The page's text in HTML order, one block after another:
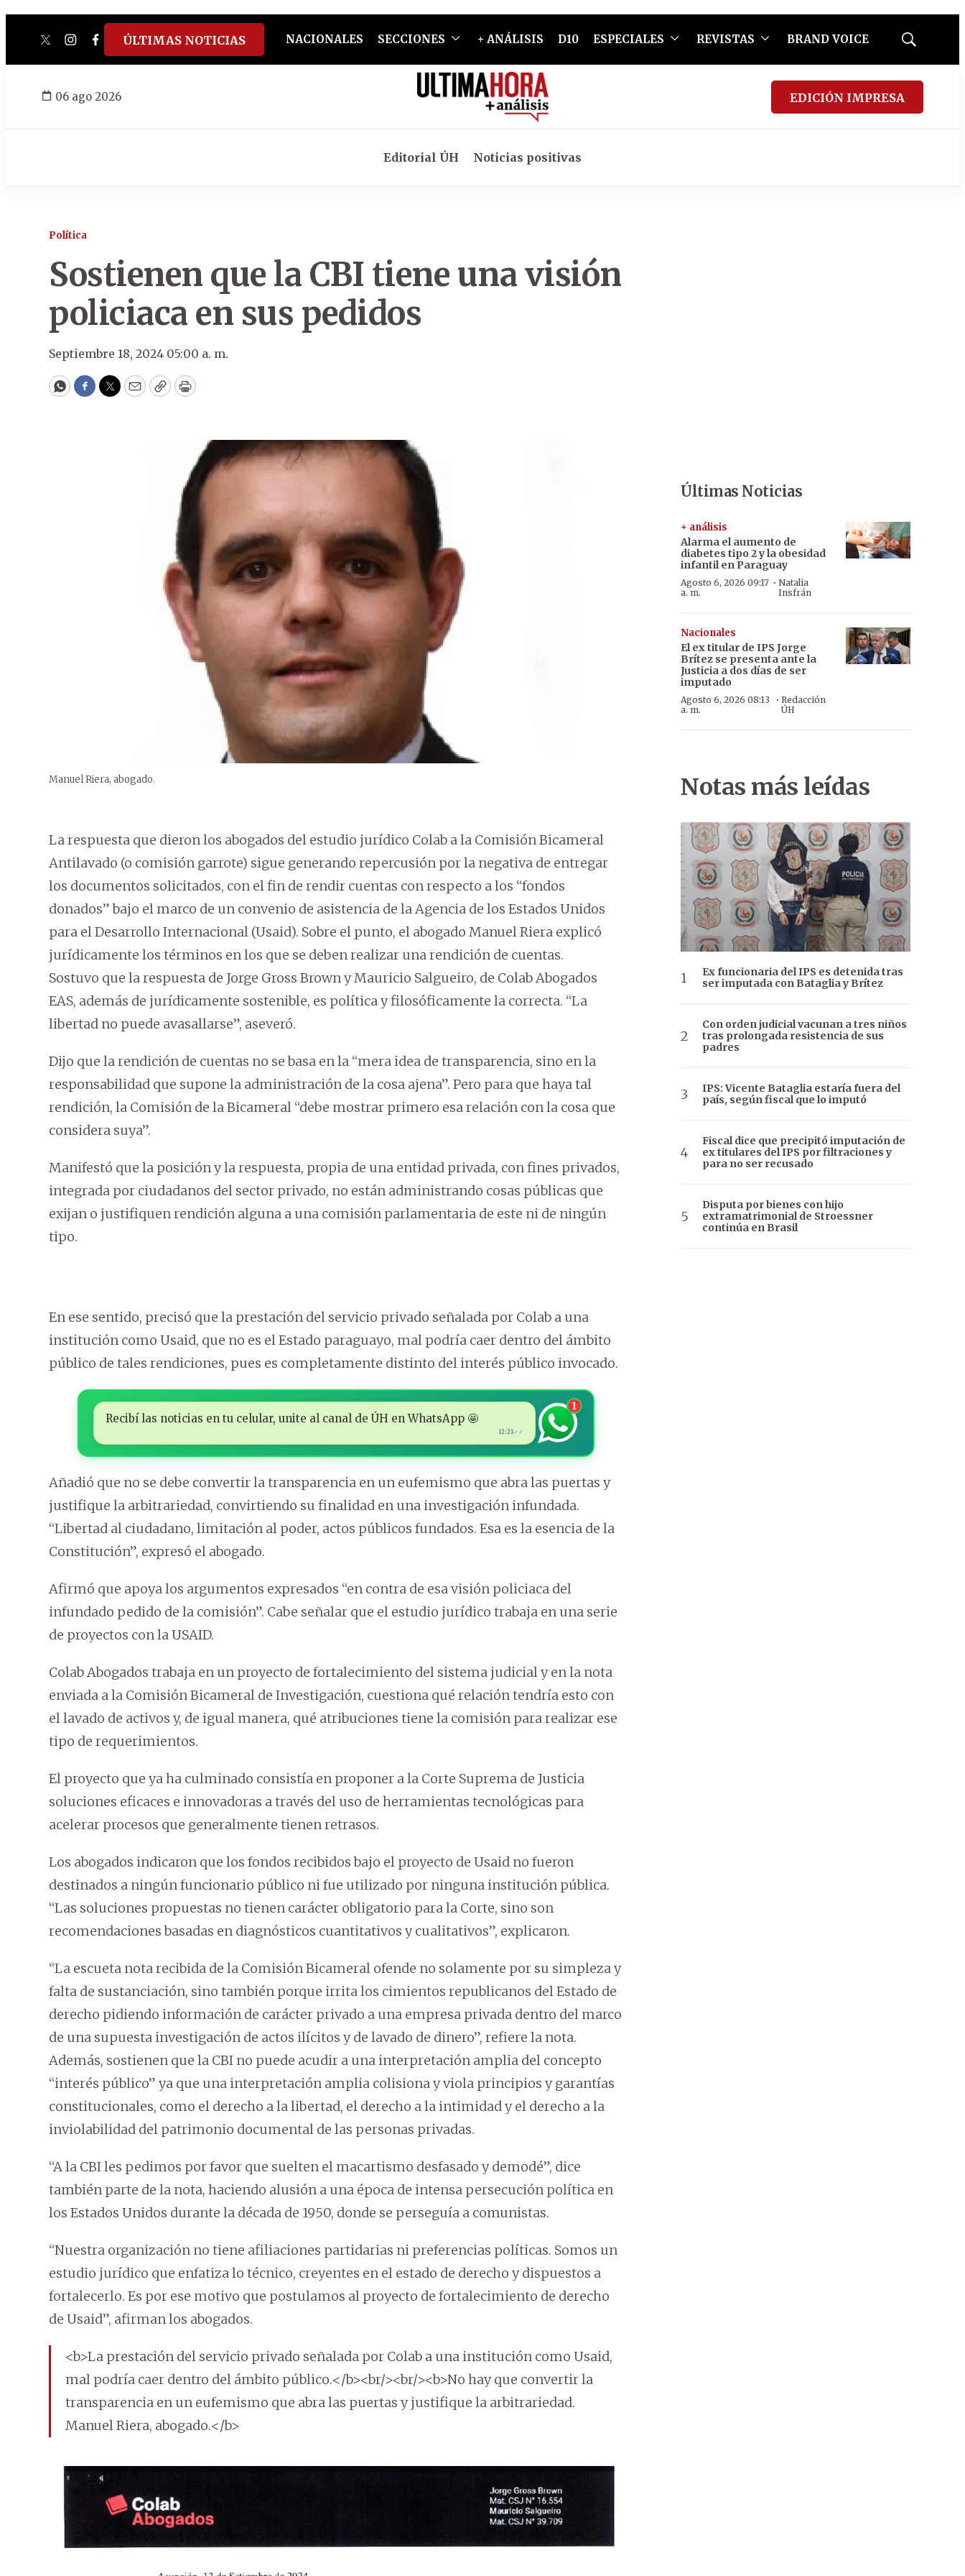
twitterinstagram
facebook
tiktokyoutube
spotify
ÚLTIMAS NOTICIAS NACIONALES SECCIONES + ANÁLISIS D10 ESPECIALES REVISTAS BRAND VOICE
Mostrar
06 ago 2026 EDICIÓN IMPRESA
Editorial ÚH Noticias positivas
Política
Sostienen que la CBI tiene una visión
policiaca en sus pedidos
Septiembre 18, 2024 05:00 a. m.
WhatsApp
Facebook
Twitter
EmailCopyPrint
Manuel Riera, abogado.
La respuesta que dieron los abogados del estudio jurídico Colab a la Comisión Bicameral
Antilavado (o comisión garrote) sigue generando repercusión por la negativa de entregar
los documentos solicitados, con el fin de rendir cuentas con respecto a los “fondos
donados” bajo el marco de un convenio de asistencia de la Agencia de los Estados Unidos
para el Desarrollo Internacional (Usaid). Sobre el punto, el abogado Manuel Riera explicó
jurídicamente los términos en los que se deben realizar una rendición de cuentas.
Sostuvo que la respuesta de Jorge Gross Brown y Mauricio Salgueiro, de Colab Abogados
EAS, además de jurídicamente sostenible, es política y filosóficamente la correcta. “La
libertad no puede avasallarse”, aseveró.
Dijo que la rendición de cuentas no se basa en la “mera idea de transparencia, sino en la
responsabilidad que supone la administración de la cosa ajena”. Pero para que haya tal
rendición, la Comisión de la Bicameral “debe mostrar primero esa relación con la cosa que
considera suya”.
Manifestó que la posición y la respuesta, propia de una entidad privada, con fines privados,
integrada por ciudadanos del sector privado, no están administrando cosas públicas que
exijan o justifiquen rendición alguna a una comisión parlamentaria de este ni de ningún
tipo.
En ese sentido, precisó que la prestación del servicio privado señalada por Colab a una
institución como Usaid, que no es el Estado paraguayo, mal podría caer dentro del ámbito
público de tales rendiciones, pues es completamente distinto del interés público invocado.
Recibí las noticias en tu celular, unite al canal de ÚH en WhatsApp 🤩
12:21✓✓
1
Añadió que no se debe convertir la transparencia en un eufemismo que abra las puertas y
justifique la arbitrariedad, convirtiendo su finalidad en una investigación infundada.
“Libertad al ciudadano, limitación al poder, actos públicos fundados. Esa es la esencia de la
Constitución”, expresó el abogado.
Afirmó que apoya los argumentos expresados “en contra de esa visión policiaca del
infundado pedido de la comisión”. Cabe señalar que el estudio jurídico trabaja en una serie
de proyectos con la USAID.
Colab Abogados trabaja en un proyecto de fortalecimiento del sistema judicial y en la nota
enviada a la Comisión Bicameral de Investigación, cuestiona qué relación tendría esto con
el lavado de activos y, de igual manera, qué atribuciones tiene la comisión para realizar ese
tipo de requerimientos.
El proyecto que ya ha culminado consistía en proponer a la Corte Suprema de Justicia
soluciones eficaces e innovadoras a través del uso de herramientas tecnológicas para
acelerar procesos que generalmente tienen retrasos.
Los abogados indicaron que los fondos recibidos bajo el proyecto de Usaid no fueron
destinados a ningún funcionario público ni fue utilizado por ninguna institución pública.
“Las soluciones propuestas no tienen carácter obligatorio para la Corte, sino son
recomendaciones basadas en diagnósticos cuantitativos y cualitativos”, explicaron.
“La escueta nota recibida de la Comisión Bicameral ofende no solamente por su simpleza y
falta de sustanciación, sino también porque irrita los cimientos republicanos del Estado de
derecho pidiendo información de carácter privado a una empresa privada dentro del marco
de una supuesta investigación de actos ilícitos y de lavado de dinero”, refiere la nota.
Además, sostienen que la CBI no puede acudir a una interpretación amplia del concepto
“interés público” ya que una interpretación amplia colisiona y viola principios y garantías
constitucionales, como el derecho a la libertad, el derecho a la intimidad y el derecho a la
inviolabilidad del patrimonio documental de las personas privadas.
“A la CBI les pedimos por favor que suelten el macartismo desfasado y demodé”, dice
también parte de la nota, haciendo alusión a una época de intensa persecución política en
los Estados Unidos durante la década de 1950, donde se perseguía a comunistas.
“Nuestra organización no tiene afiliaciones partidarias ni preferencias políticas. Somos un
estudio jurídico que enfatiza lo técnico, creyentes en el estado de derecho y dispuestos a
fortalecerlo. Es por ese motivo que postulamos al proyecto de fortalecimiento de derecho
de Usaid”, afirman los abogados.
<b>La prestación del servicio privado señalada por Colab a una institución como Usaid,
mal podría caer dentro del ámbito público.</b><br/><br/><b>No hay que convertir la
transparencia en un eufemismo que abra las puertas y justifique la arbitrariedad.
Manuel Riera, abogado.</b>
Últimas Noticias
+ análisis
Alarma el aumento de
diabetes tipo 2 y la obesidad
infantil en Paraguay
Agosto 6, 2026 09:17
a. m.
· Natalia
Insfrán
Nacionales
El ex titular de IPS Jorge
Brítez se presenta ante la
Justicia a dos días de ser
imputado
Agosto 6, 2026 08:13
a. m.
· Redacción
ÚH
Notas más leídas
Ex funcionaria del IPS es detenida tras
ser imputada con Bataglia y Brítez
Con orden judicial vacunan a tres niños
tras prolongada resistencia de sus
padres
IPS: Vicente Bataglia estaría fuera del
país, según fiscal que lo imputó
Fiscal dice que precipitó imputación de
ex titulares del IPS por filtraciones y
para no ser recusado
Disputa por bienes con hijo
extramatrimonial de Stroessner
continúa en Brasil